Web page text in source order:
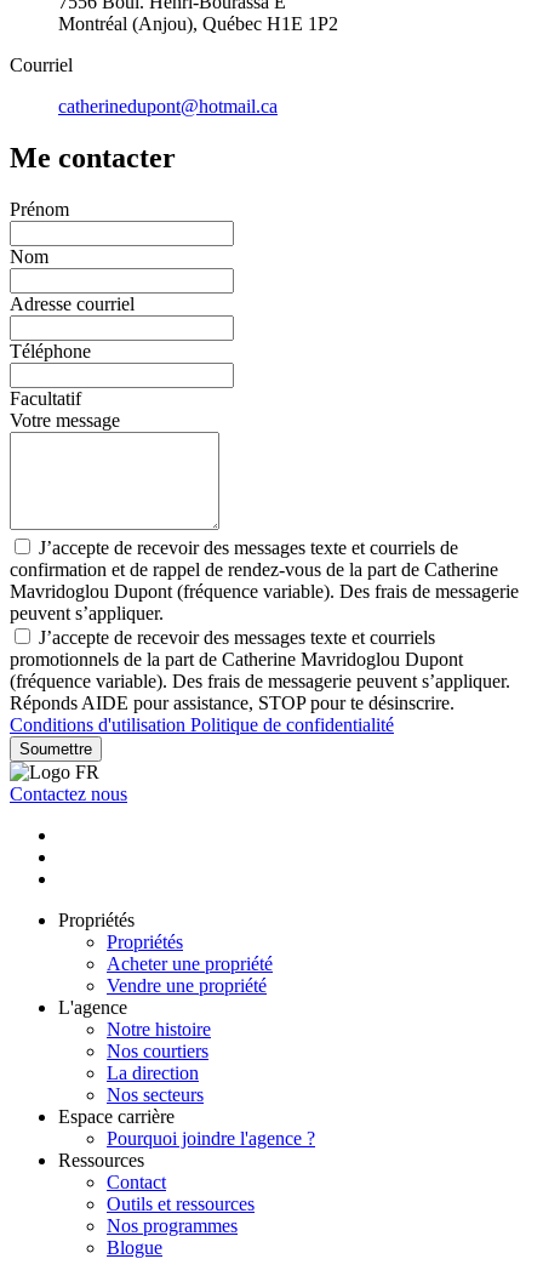
Montréal (Anjou), Québec H1E 1P2
Courriel
catherinedupont@hotmail.ca
Me contacter
Prénom
Nom
Adresse courriel
Téléphone
Facultatif
Votre message
J’accepte de recevoir des messages texte et courriels de
confirmation et de rappel de rendez-vous de la part de Catherine
Mavridoglou Dupont (fréquence variable). Des frais de messagerie
peuvent s’appliquer.
J’accepte de recevoir des messages texte et courriels
promotionnels de la part de Catherine Mavridoglou Dupont
(fréquence variable). Des frais de messagerie peuvent s’appliquer.
Réponds AIDE pour assistance, STOP pour te désinscrire.
Conditions d'utilisation Politique de confidentialité
Soumettre
Contactez nous
Propriétés
Propriétés
Acheter une propriété
Vendre une propriété
L'agence
Notre histoire
Nos courtiers
La direction
Nos secteurs
Espace carrière
Pourquoi joindre l'agence ?
Ressources
Contact
Outils et ressources
Nos programmes
Blogue